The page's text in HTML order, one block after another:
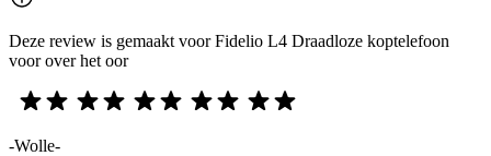
Deze review is gemaakt voor Fidelio L4 Draadloze koptelefoon
voor over het oor
-Wolle-